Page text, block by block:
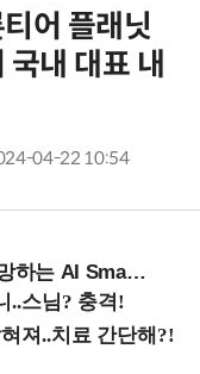
어 플래닛
내 대표 내
04-22 10:54
2026 (9/11 코엑스)